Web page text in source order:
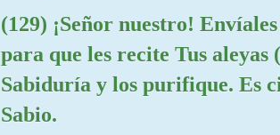
(129) ¡Señor nuestro!
para que les recite Tus aleyas
Sabiduría y los purifique. Es
Sabio.